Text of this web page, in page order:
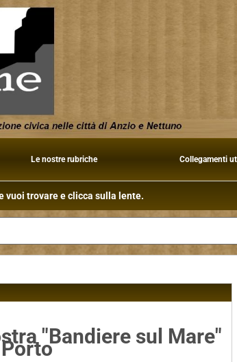
Le nostre rubriche Collegamenti
vuoi trovare e clicca sulla lente.
"Bandiere sul Mare"